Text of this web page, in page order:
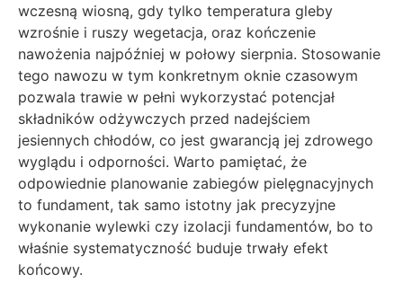
wczesną wiosną, gdy tylko temperatura gleby
wzrośnie i ruszy wegetacja, oraz kończenie
nawożenia najpóźniej w połowy sierpnia. Stosowanie
tego nawozu w tym konkretnym oknie czasowym
pozwala trawie w pełni wykorzystać potencjał
składników odżywczych przed nadejściem
jesiennych chłodów, co jest gwarancją jej zdrowego
wyglądu i odporności. Warto pamiętać, że
odpowiednie planowanie zabiegów pielęgnacyjnych
to fundament, tak samo istotny jak precyzyjne
wykonanie wylewki czy izolacji fundamentów, bo to
właśnie systematyczność buduje trwały efekt
końcowy.